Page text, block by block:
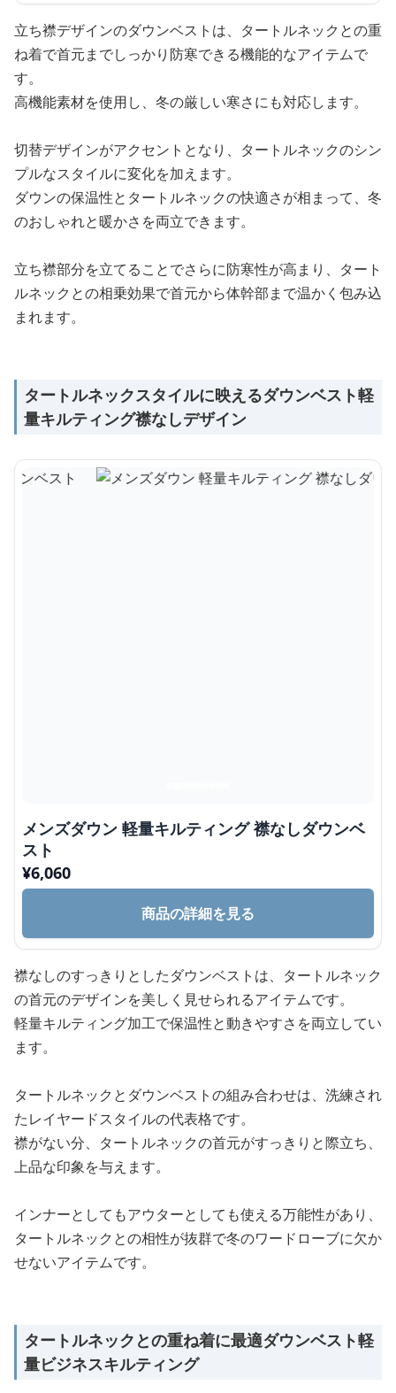
立ち襟デザインのダウンベストは、タートルネックとの重
ね着で首元までしっかり防寒できる機能的なアイテムで
す。
高機能素材を使用し、冬の厳しい寒さにも対応します。
切替デザインがアクセントとなり、タートルネックのシン
プルなスタイルに変化を加えます。
ダウンの保温性とタートルネックの快適さが相まって、冬
のおしゃれと暖かさを両立できます。
立ち襟部分を立てることでさらに防寒性が高まり、タート
ルネックとの相乗効果で首元から体幹部まで温かく包み込
まれます。
タートルネックスタイルに映えるダウンベスト軽
量キルティング襟なしデザイン
メンズダウン 軽量キルティング 襟なしダウンベ
スト
¥6,060
商品の詳細を見る
襟なしのすっきりとしたダウンベストは、タートルネック
の首元のデザインを美しく見せられるアイテムです。
軽量キルティング加工で保温性と動きやすさを両立してい
ます。
タートルネックとダウンベストの組み合わせは、洗練され
たレイヤードスタイルの代表格です。
襟がない分、タートルネックの首元がすっきりと際立ち、
上品な印象を与えます。
インナーとしてもアウターとしても使える万能性があり、
タートルネックとの相性が抜群で冬のワードローブに欠か
せないアイテムです。
タートルネックとの重ね着に最適ダウンベスト軽
量ビジネスキルティング